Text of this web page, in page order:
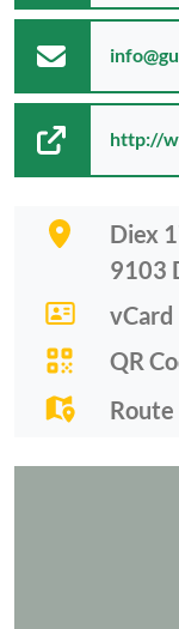
Diex
9103
vCard
QR
Route
http://